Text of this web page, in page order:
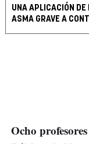
UNA APLICACIÓN DE
ASMA GRAVE A
Ocho